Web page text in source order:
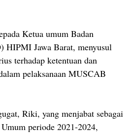
Ketua umum Badan
HIPMI Jawa Barat, menyusul
terhadap ketentuan dan
pelaksanaan MUSCAB
Riki, yang menjabat sebagai
periode 2021-2024,